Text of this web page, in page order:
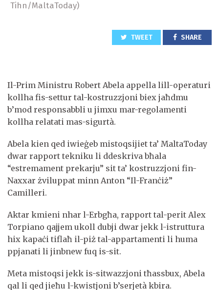
Tihn/MaltaToday)
TWEET SHARE
Il-Prim Ministru Robert Abela appella lill-operaturi
kollha fis-settur tal-kostruzzjoni biex jaħdmu
b’mod responsabbli u jimxu mar-regolamenti
kollha relatati mas-sigurtà.
Abela kien qed iwieġeb mistoqsijiet ta’ MaltaToday
dwar rapport tekniku li ddeskriva bħala
“estremament prekarju” sit ta’ kostruzzjoni fin-
Naxxar żviluppat minn Anton “Il-Franċiż”
Camilleri.
Aktar kmieni nhar l-Erbgħa, rapport tal-perit Alex
Torpiano qajjem ukoll dubji dwar jekk l-istruttura
hix kapaċi tiflaħ il-piż tal-appartamenti li huma
ppjanati li jinbnew fuq is-sit.
Meta mistoqsi jekk is-sitwazzjoni tħassbux, Abela
qal li qed jieħu l-kwistjoni b’serjetà kbira.